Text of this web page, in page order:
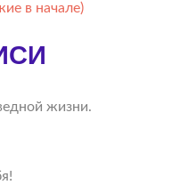
в начале)
жизни.